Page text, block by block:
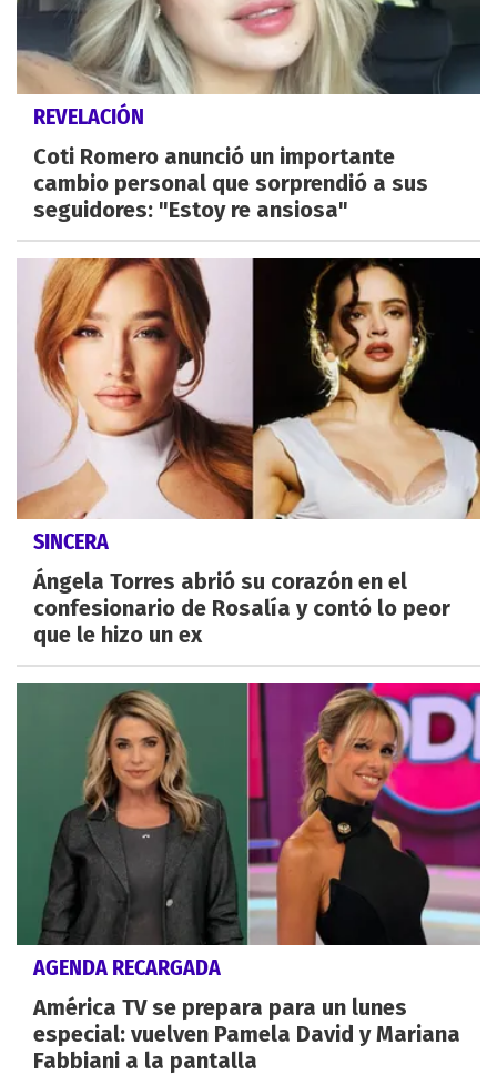
REVELACIÓN
Coti Romero anunció un importante
cambio personal que sorprendió a sus
seguidores: "Estoy re ansiosa"
SINCERA
Ángela Torres abrió su corazón en el
confesionario de Rosalía y contó lo peor
que le hizo un ex
AGENDA RECARGADA
América TV se prepara para un lunes
especial: vuelven Pamela David y Mariana
Fabbiani a la pantalla